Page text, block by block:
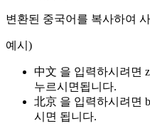
변환된 중국어를 복사하여
예시)
中文 을 입력하시려면
누르시면됩니다.
北京 을 입력하시려면
시면 됩니다.